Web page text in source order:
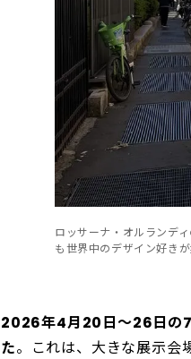
ロッサーナ・オルランデ
も世界中のデザイン好き
2026年4月20日～26日の7
た。これは、大きな展示